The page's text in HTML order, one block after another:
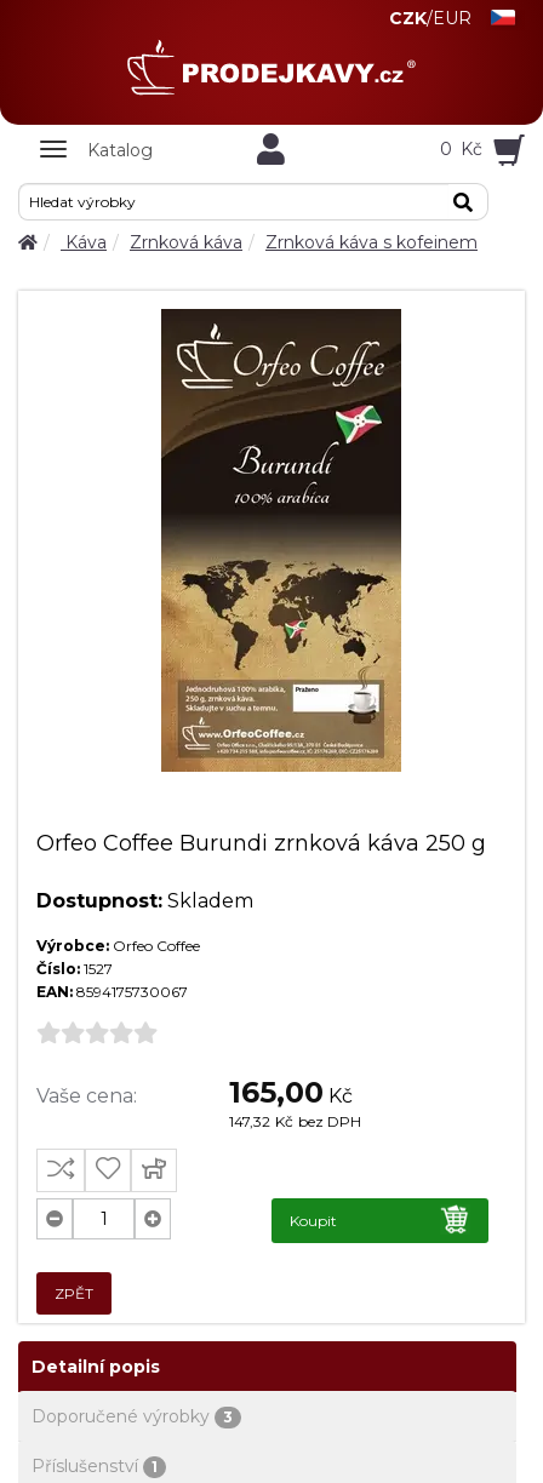
CZK/EUR
Zobrazit
Katalog 0 Kč
Káva Zrnková káva Zrnková káva s kofeinem
Orfeo Coffee Burundi zrnková káva 250 g
Dostupnost: Skladem
Výrobce: Orfeo Coffee
Číslo: 1527
EAN: 8594175730067
Vaše cena: 165,00 Kč
147,32 Kč bez DPH
Koupit
ZPĚT
Detailní popis
Doporučené výrobky 3
Příslušenství 1